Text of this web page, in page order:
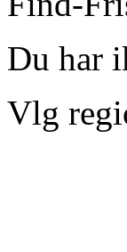
Du har
Vlg